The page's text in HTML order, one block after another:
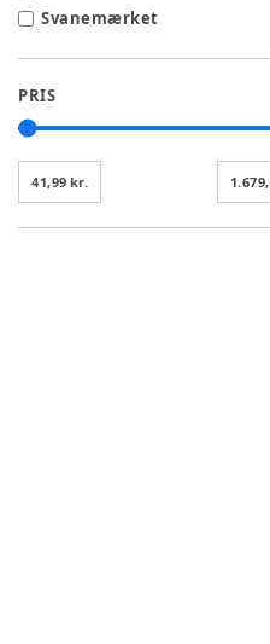
Svanemærket
PRIS
41,99 kr.